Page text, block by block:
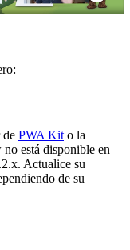
de PWA Kit o la
está disponible en
Actualice su
de su